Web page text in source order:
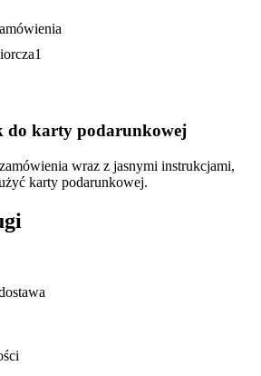
1
do karty podarunkowej
wraz z jasnymi instrukcjami,
karty podarunkowej.